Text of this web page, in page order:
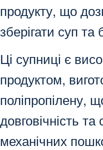
продукту, що
зберігати суп
Ці супниці є
продуктом,
поліпропілену,
довговічність та
механічних